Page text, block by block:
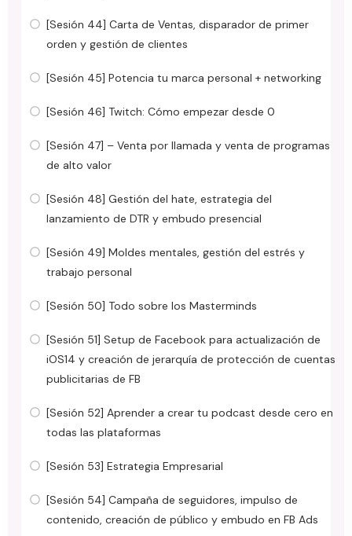
[Sesión 44] Carta de Ventas, disparador de primer
orden y gestión de clientes
[Sesión 45] Potencia tu marca personal + networking
[Sesión 46] Twitch: Cómo empezar desde 0
[Sesión 47] – Venta por llamada y venta de programas
de alto valor
[Sesión 48] Gestión del hate, estrategia del
lanzamiento de DTR y embudo presencial
[Sesión 49] Moldes mentales, gestión del estrés y
trabajo personal
[Sesión 50] Todo sobre los Masterminds
[Sesión 51] Setup de Facebook para actualización de
iOS14 y creación de jerarquía de protección de cuentas
publicitarias de FB
[Sesión 52] Aprender a crear tu podcast desde cero en
todas las plataformas
[Sesión 53] Estrategia Empresarial
[Sesión 54] Campaña de seguidores, impulso de
contenido, creación de público y embudo en FB Ads